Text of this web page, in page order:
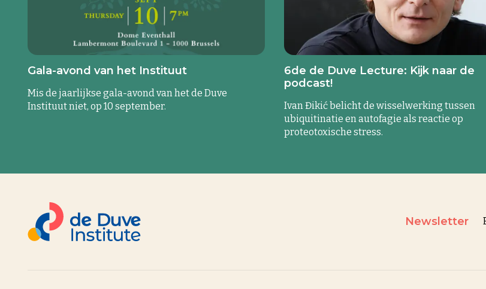
Gala-avond van het Instituut
Mis de jaarlijkse gala-avond van het de Duve
Instituut niet, op 10 september.
6de de Duve Lecture: Kijk naar de
podcast!
Ivan Đikić belicht de wisselwerking tussen
ubiquitinatie en autofagie als reactie op
proteotoxische stress.
Newsletter